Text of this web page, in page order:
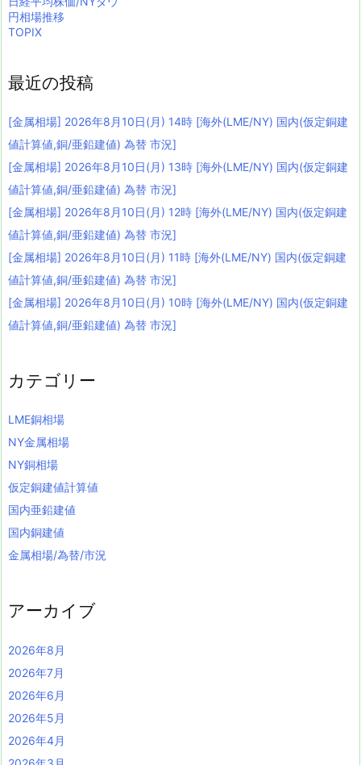
円相場推移
TOPIX
最近の投稿
[金属相場] 2026年8月10日(月) 14時 [海外(LME/NY) 国内(仮定銅建
値計算値,銅/亜鉛建値) 為替 市況]
[金属相場] 2026年8月10日(月) 13時 [海外(LME/NY) 国内(仮定銅建
値計算値,銅/亜鉛建値) 為替 市況]
[金属相場] 2026年8月10日(月) 12時 [海外(LME/NY) 国内(仮定銅建
値計算値,銅/亜鉛建値) 為替 市況]
[金属相場] 2026年8月10日(月) 11時 [海外(LME/NY) 国内(仮定銅建
値計算値,銅/亜鉛建値) 為替 市況]
[金属相場] 2026年8月10日(月) 10時 [海外(LME/NY) 国内(仮定銅建
値計算値,銅/亜鉛建値) 為替 市況]
カテゴリー
LME銅相場
NY金属相場
NY銅相場
仮定銅建値計算値
国内亜鉛建値
国内銅建値
金属相場/為替/市況
アーカイブ
2026年8月
2026年7月
2026年6月
2026年5月
2026年4月